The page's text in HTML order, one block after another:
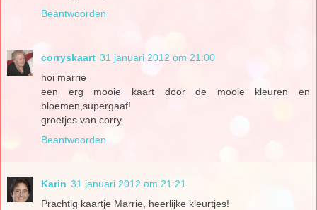
Beantwoorden
corryskaart 31 januari 2012 om 21:00
hoi marrie
een erg mooie kaart door de mooie kleuren en
bloemen,supergaaf!
groetjes van corry
Beantwoorden
Karin 31 januari 2012 om 21:21
Prachtig kaartje Marrie, heerlijke kleurtjes!